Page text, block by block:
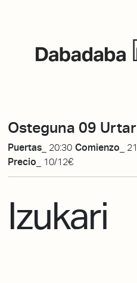
Osteguna 09
Puertas_ 20:30 Comienzo_
Precio_
10/12€
Izukari